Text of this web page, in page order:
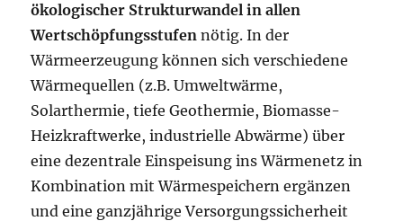
ökologischer Strukturwandel in allen
Wertschöpfungsstufen nötig. In der
Wärmeerzeugung können sich verschiedene
Wärmequellen (z.B. Umweltwärme,
Solarthermie, tiefe Geothermie, Biomasse-
Heizkraftwerke, industrielle Abwärme) über
eine dezentrale Einspeisung ins Wärmenetz in
Kombination mit Wärmespeichern ergänzen
und eine ganzjährige Versorgungssicherheit